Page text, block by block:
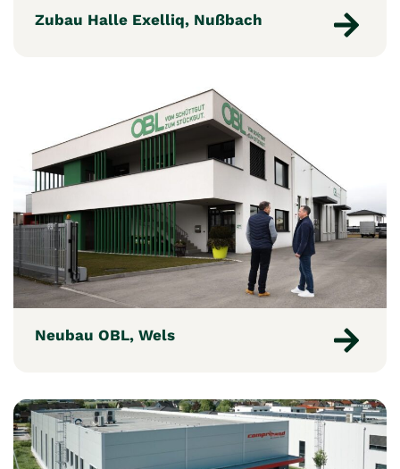
Zubau Halle Exelliq, Nußbach
Neubau OBL, Wels